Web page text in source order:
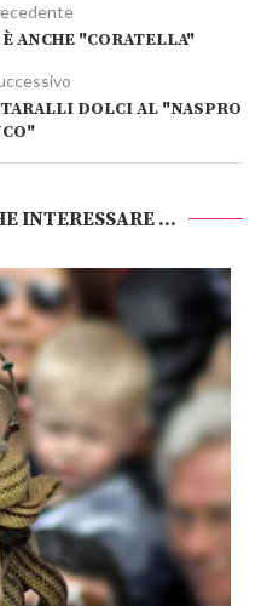
ANCHE "CORATELLA"
DOLCI AL "NASPRO
INTERESSARE ...